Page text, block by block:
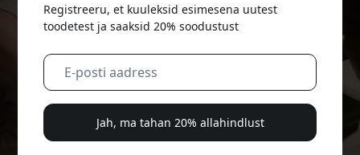
Registreeru, et kuuleksid esimesena uutest
toodetest ja saaksid 20% soodustust
Jah, ma tahan 20% allahindlust
Kasuta seda koodi kassas, et saada 20%
allahindlust.